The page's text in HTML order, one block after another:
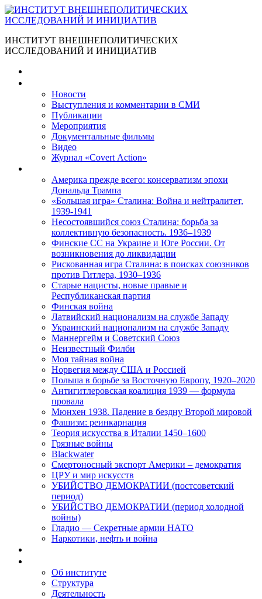
ИНСТИТУТ ВНЕШНЕПОЛИТИЧЕСКИХ
ИССЛЕДОВАНИЙ И ИНИЦИАТИВ
Новости
Выступления и коммента­рии в СМИ
Публикации
Мероприятия
Документальные фильмы
Видео
Журнал «Covert Action»
Америка прежде всего: консерватизм эпохи
Дональда Трампа
«Большая игра» Сталина: Война и нейтралитет,
1939-1941
Несостоявшийся союз Сталина: борьба за
коллективную безопасность. 1936–1939
Финские СС на Украине и Юге России. От
возникновения до ликвидации
Рискованная игра Сталина: в поисках союзников
против Гитлера, 1930–1936
Старые нацисты, новые правые и
Республиканская партия
Финская война
Латвийский национализм на службе Западу
Украинский национализм на службе Западу
Маннергейм и Советский Союз
Неизвестный Филби
Моя тайная война
Норвегия между США и Россией
Польша в борьбе за Восточную Европу, 1920–2020
Антигитлеровская коалиция 1939 — формула
провала
Мюнхен 1938. Падение в бездну Второй мировой
Фашизм: реинкарнация
Теория искусства в Италии 1450–1600
Грязные войны
Blackwater
Смертоносный экспорт Америки – демократия
ЦРУ и мир искусств
УБИЙСТВО ДЕМОКРАТИИ (постсоветский
период)
УБИЙСТВО ДЕМОКРАТИИ (период холодной
войны)
Гладио — Секретные армии НАТО
Наркотики, нефть и война
Об институте
Структура
Деятельность